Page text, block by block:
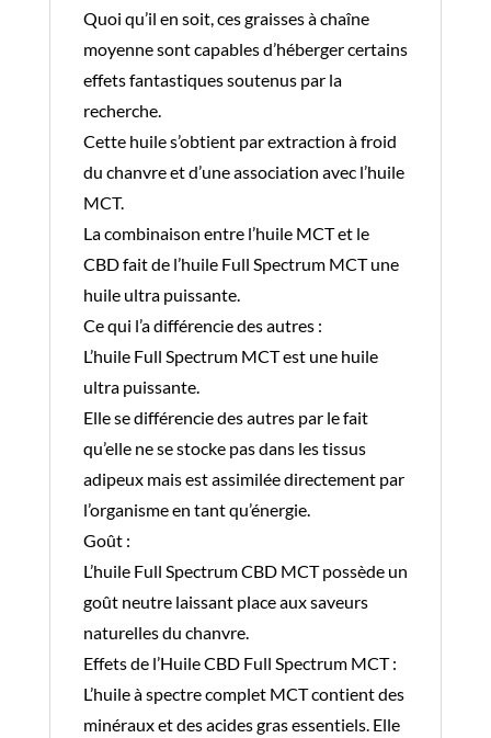
Quoi qu’il en soit, ces graisses à chaîne
moyenne sont capables d’héberger certains
effets fantastiques soutenus par la
recherche.
Cette huile s’obtient par extraction à froid
du chanvre et d’une association avec l’huile
MCT.
La combinaison entre l’huile MCT et le
CBD fait de l’huile Full Spectrum MCT une
huile ultra puissante.
Ce qui l’a différencie des autres :
L’huile Full Spectrum MCT est une huile
ultra puissante.
Elle se différencie des autres par le fait
qu’elle ne se stocke pas dans les tissus
adipeux mais est assimilée directement par
l’organisme en tant qu’énergie.
Goût :
L’huile Full Spectrum CBD MCT possède un
goût neutre laissant place aux saveurs
naturelles du chanvre.
Effets de l’Huile CBD Full Spectrum MCT :
L’huile à spectre complet MCT contient des
minéraux et des acides gras essentiels. Elle